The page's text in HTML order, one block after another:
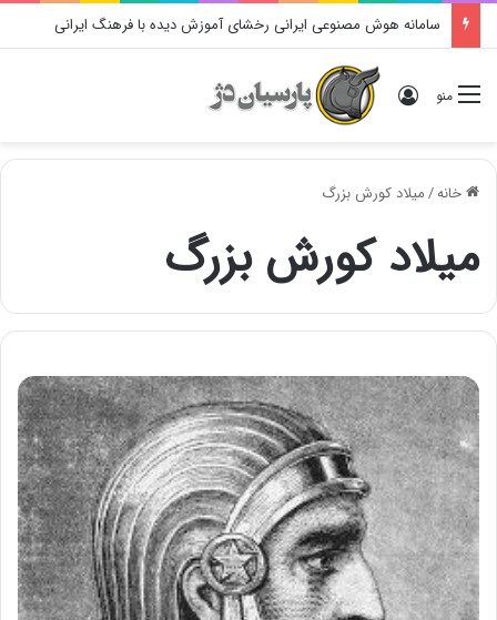
سامانه هوش مصنوعی ایرانی رخشای آموزش دیده با فرهنگ ایرانی
منو ورود
خانه/میلاد کورش بزرگ
میلاد کورش بزرگ